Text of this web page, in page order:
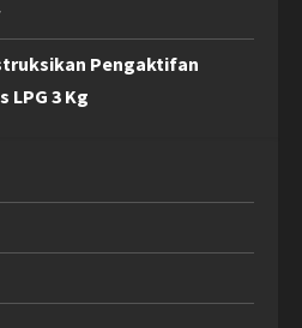
Pengaktifan
LPG 3 Kg